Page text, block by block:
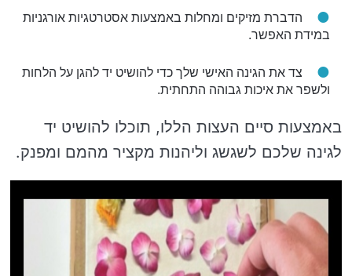
הדברת מזיקים ומחלות באמצעות אסטרטגיות אורגניות
במידת האפשר.
צד את הגינה האישי שלך כדי להושיט יד להגן על הלחות
ולשפר את איכות גבוהה התחתית.
באמצעות סיים העצות הללו, תוכלו להושיט יד
לגינה שלכם לשגשג וליהנות מקציר מהמם ומפנק.